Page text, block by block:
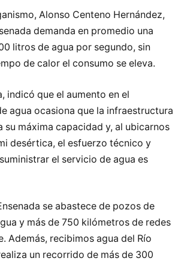
Alonso Centeno Hernández,
demanda en promedio una
litros de agua por segundo, sin
de calor el consumo se eleva.
indicó que el aumento en el
agua ocasiona que la infraestructura
su máxima capacidad y, al ubicarnos
desértica, el esfuerzo técnico y
el servicio de agua es
se abastece de pozos de
y más de 750 kilómetros de redes
Además, recibimos agua del Río
un recorrido de más de 300